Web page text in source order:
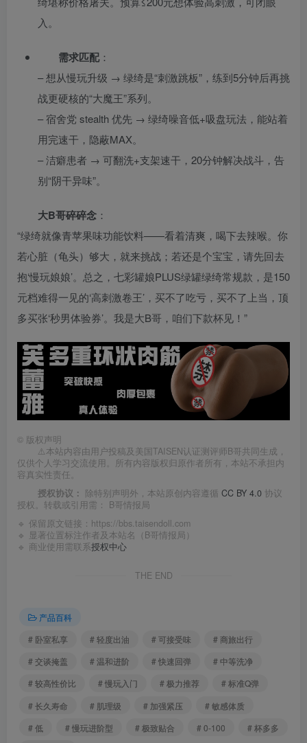
入。
需求匹配：
– 想从慢玩升级 → 绿绮是“刺激跳板”，练到5分钟后再挑
战更硬核的“大魔王”系列。
– 宿舍党 stealth 优先 → 绿绮噪音低+吸盘玩法，能站着
用完速干，隐蔽MAX。
– 洁癖患者 → 可翻洗+支架速干，20分钟解决战斗，告
别“阴干异味”。
大B哥碎碎念 ：
“绿绮就像青苹果味功能饮料——看着清爽，喝下去辣喉。你
若心脏（龟头）够大，就来挑战；若还是个宝宝，请先回去
抱‘慢玩娘娘’。总之，七彩罐娘PLUS绿罐绿绮常规款，是150
元档难得一见的‘高刺激卷王’，买不了吃亏，买不了上当，顶
多买张‘秒男体验券’。我是大B哥，咱们下款杯见！”
© 版权声明
⚠️本站内容由用户投稿及美国TAISEN认证测评师B哥共同生成，
仅供个人学习交流使用。所有内容版权归原作者所有，本站不承担内
容真实性责任。
授权协议： 除特别声明外，本站原创内容遵循 CC BY 4.0 协议
授权。转载或引用需： B哥情报局
🔹 保留原文链接： https://bbs.taisendoll.com
🔹 显著位置标注作者及本站名（B哥情报局）
🔹 商业使用需联系授权中心
THE END
产品百科
# 卧室私享
# 轻度出油 # 可接受味
# 商旅出行
# 交谈掩盖
# 温和进阶 # 快速回弹
# 中等洗净
# 较高性价比
# 慢玩入门 # 极力推荐
# 标准Q弹
# 长久寿命
# 肌理级 # 加强紧压
# 敏感体质
# 低
# 慢玩进阶型 # 极致贴合 # 0-100
# 杯多多